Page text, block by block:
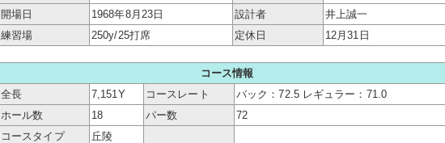
開場日
1968年8月23日 設計者
井上誠一
練習場
250y/25打席 定休日 12月31日
コース情報
全長
7,151Y コースレート
バック：72.5 レギュラー：71.0
ホール数
18 パー数
72
コースタイプ
丘陵